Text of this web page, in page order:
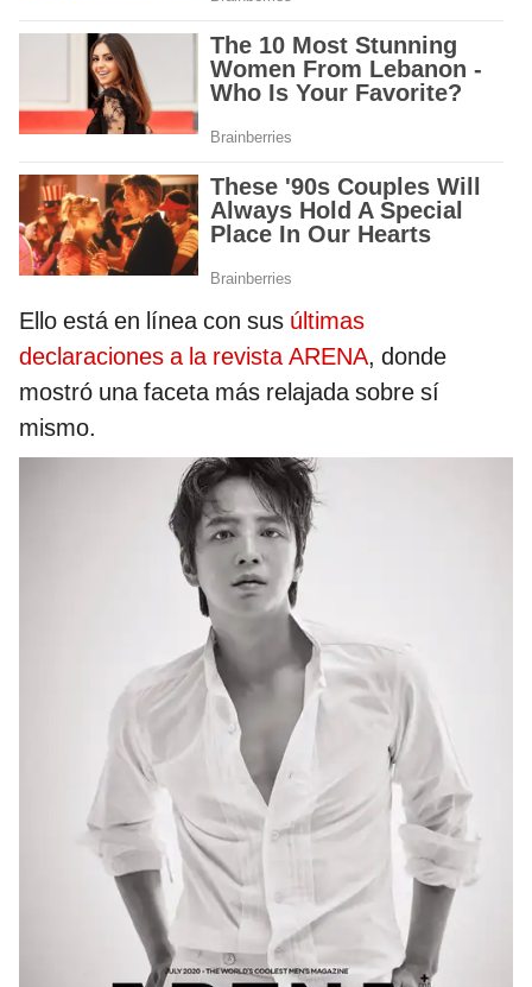
Ello está en línea con sus últimas
declaraciones a la revista ARENA, donde
mostró una faceta más relajada sobre sí
mismo.